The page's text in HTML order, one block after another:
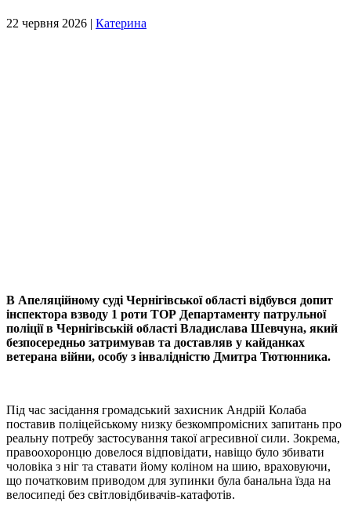
22 червня 2026 | Катерина
В Апеляційному суді Чернігівської області відбувся допит
інспектора взводу 1 роти ТОР Департаменту патрульної
поліції в Чернігівській області Владислава Шевчуна, який
безпосередньо затримував та доставляв у кайданках
ветерана війни, особу з інвалідністю Дмитра Тютюнника.
Під час засідання громадський захисник Андрій Колаба
поставив поліцейському низку безкомпромісних запитань про
реальну потребу застосування такої агресивної сили. Зокрема,
правоохоронцю довелося відповідати, навіщо було збивати
чоловіка з ніг та ставати йому коліном на шию, враховуючи,
що початковим приводом для зупинки була банальна їзда на
велосипеді без світловідбивачів-катафотів.